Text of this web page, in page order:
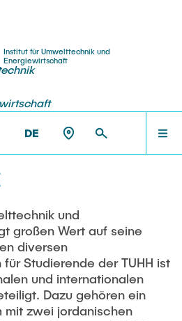
Institut für Umwelttechnik und
Energiewirtschaft
DE
Bioenergie & Bioökonomie
LEHRE
und Jordanien
Gastdozenten
Mobilität (WS 25/26)
Hydrogen Supply Chains
Hydrogen (2024)
und
großen Wert auf seine
diversen
Studierende der TUHH ist
und internationalen
Dazu gehören ein
mit zwei jordanischen